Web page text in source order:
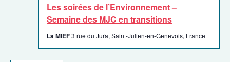
Les soirées de l’Environnement –
Semaine des MJC en transitions
La MIEF3 rue du Jura, Saint-Julien-en-Genevois, France